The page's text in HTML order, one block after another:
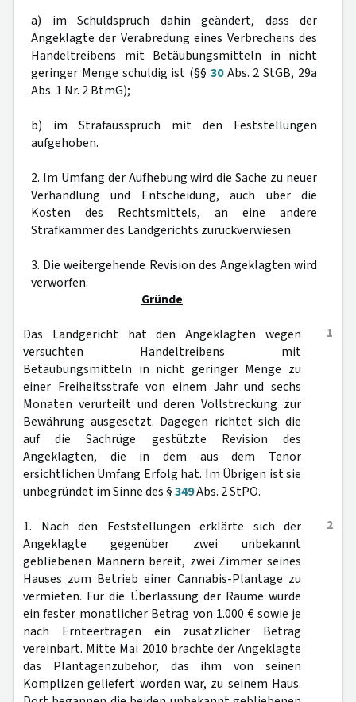
a) im Schuldspruch dahin geändert, dass der
Angeklagte der Verabredung eines Verbrechens des
Handeltreibens mit Betäubungsmitteln in nicht
geringer Menge schuldig ist (§§ 30Abs. 2 StGB, 29a
Abs. 1 Nr. 2 BtmG);
b) im Strafausspruch mit den Feststellungen
aufgehoben.
2. Im Umfang der Aufhebung wird die Sache zu neuer
Verhandlung und Entscheidung, auch über die
Kosten des Rechtsmittels, an eine andere
Strafkammer des Landgerichts zurückverwiesen.
3. Die weitergehende Revision des Angeklagten wird
verworfen.
Gründe
1
Das Landgericht hat den Angeklagten wegen
versuchten Handeltreibens mit
Betäubungsmitteln in nicht geringer Menge zu
einer Freiheitsstrafe von einem Jahr und sechs
Monaten verurteilt und deren Vollstreckung zur
Bewährung ausgesetzt. Dagegen richtet sich die
auf die Sachrüge gestützte Revision des
Angeklagten, die in dem aus dem Tenor
ersichtlichen Umfang Erfolg hat. Im Übrigen ist sie
unbegründet im Sinne des §349Abs. 2 StPO.
2
1. Nach den Feststellungen erklärte sich der
Angeklagte gegenüber zwei unbekannt
gebliebenen Männern bereit, zwei Zimmer seines
Hauses zum Betrieb einer Cannabis-Plantage zu
vermieten. Für die Überlassung der Räume wurde
ein fester monatlicher Betrag von 1.000 € sowie je
nach Ernteerträgen ein zusätzlicher Betrag
vereinbart. Mitte Mai 2010 brachte der Angeklagte
das Plantagenzubehör, das ihm von seinen
Komplizen geliefert worden war, zu seinem Haus.